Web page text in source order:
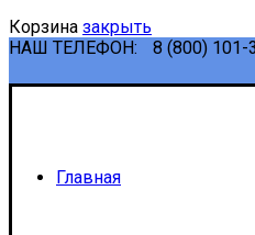
Корзина закрыть
НАШ ТЕЛЕФОН:
8 (800) 101-
Главная